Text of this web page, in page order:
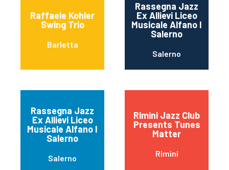
Raffaele Kohler
Swing Trio
Barletta
Rassegna Jazz
Ex Allievi Liceo
Musicale Alfano I
Salerno
Salerno
Rassegna Jazz
Ex Allievi Liceo
Musicale Alfano I
Salerno
Salerno
Rimini Jazz Club
Presents Tunes
Matter
Rimini